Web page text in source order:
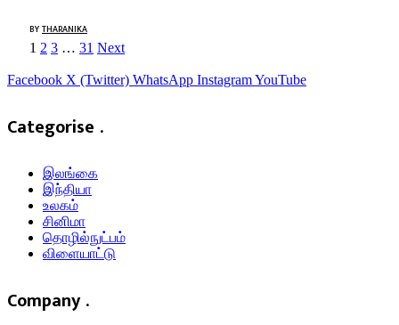
BYTHARANIKA
1 2 3 … 31 Next
Facebook X (Twitter) WhatsApp InstagramYouTube
Categorise .
இலங்கை
இந்தியா
உலகம்
சினிமா
தொழில்நுட்பம்
விளையாட்டு
Company .